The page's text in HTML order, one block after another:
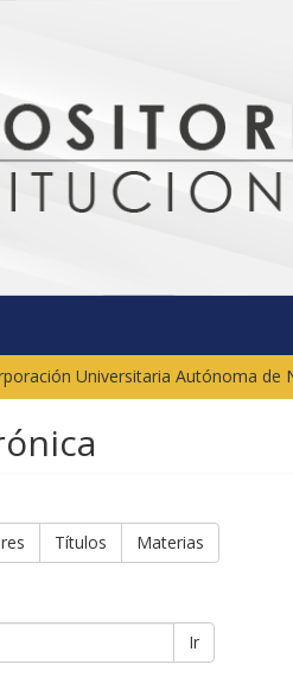
Universitaria Autónoma de
Títulos Materias
Ir